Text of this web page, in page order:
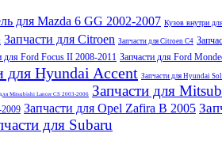
для Mazda 6 GG 2002-2007 Кузов внутри
Запчасти для Citroen Запчасти для Citroen C4
для Ford Focus II 2008-2011 Запчасти для Ford
для Hyundai Accent Запчасти для Hyundai
Mitsubishi Lancer CS 2003-2006 Запчасти для
Запчасти для Opel Zafira B 2005
для Subaru